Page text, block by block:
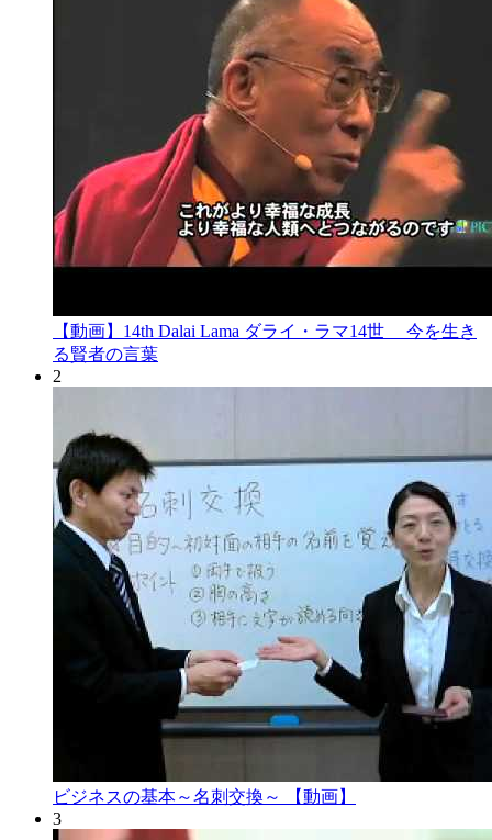
【動画】14th Dalai Lama ダライ・ラマ14世 今を生き
る賢者の言葉
2
ビジネスの基本～名刺交換～ 【動画】
3